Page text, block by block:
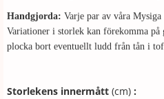
Handgjorda: Varje par av våra
Variationer i storlek kan förekomma på
plocka bort eventuellt ludd från tån i
Storlekens innermått (cm) :